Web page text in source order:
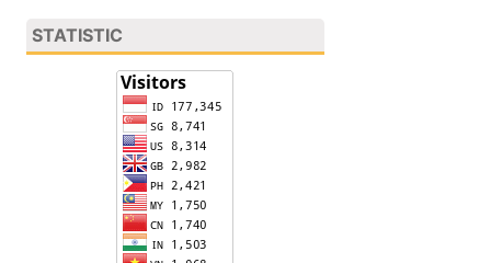
STATISTIC